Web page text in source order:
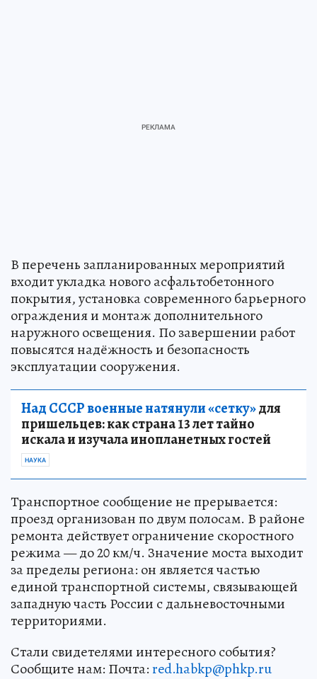
В перечень запланированных мероприятий
входит укладка нового асфальтобетонного
покрытия, установка современного барьерного
ограждения и монтаж дополнительного
наружного освещения. По завершении работ
повысятся надёжность и безопасность
эксплуатации сооружения.
Над СССР военные натянули «сетку»для
пришельцев: как страна 13 лет тайно
искала и изучала инопланетных гостей
НАУКА
Транспортное сообщение не прерывается:
проезд организован по двум полосам. В районе
ремонта действует ограничение скоростного
режима — до 20 км/ч. Значение моста выходит
за пределы региона: он является частью
единой транспортной системы, связывающей
западную часть России с дальневосточными
территориями.
Стали свидетелями интересного события?
Сообщите нам: Почта:red.habkp@phkp.ru